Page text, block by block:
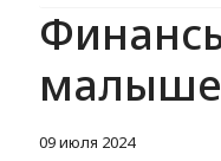
09 июля 2024